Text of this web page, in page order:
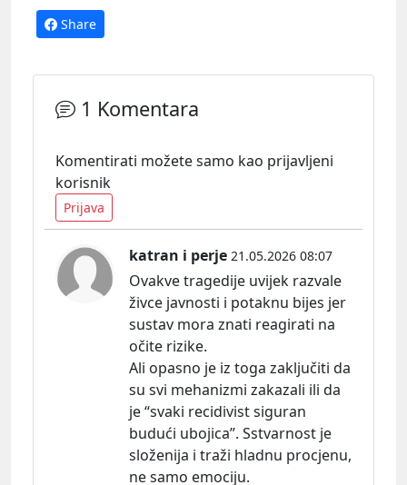
Share
1 Komentara
Komentirati možete samo kao prijavljeni
korisnik
Prijava
katran i perje 21.05.2026 08:07
Ovakve tragedije uvijek razvale
živce javnosti i potaknu bijes jer
sustav mora znati reagirati na
očite rizike.
Ali opasno je iz toga zaključiti da
su svi mehanizmi zakazali ili da
je “svaki recidivist siguran
budući ubojica”. Sstvarnost je
složenija i traži hladnu procjenu,
ne samo emociju.